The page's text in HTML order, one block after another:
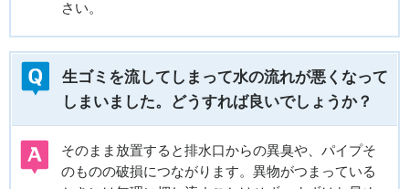
さい。
生ゴミを流してしまって水の流れが悪くなって
しまいました。どうすれば良いでしょうか？
そのまま放置すると排水口からの異臭や、パイプそ
のものの破損につながります。異物がつまっている